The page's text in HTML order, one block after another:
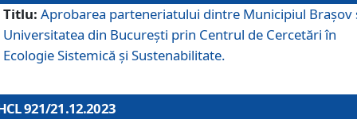
Titlu: Aprobarea parteneriatului dintre Municipiul Brașov
Universitatea din București prin Centrul de Cercetări în
Ecologie Sistemică și Sustenabilitate.
921/21.12.2023